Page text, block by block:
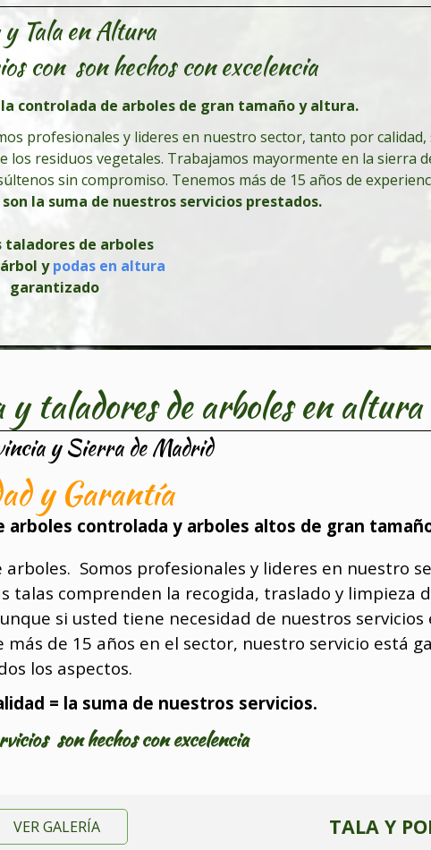
y Tala en Altura
con son hechos con excelencia
controlada de arboles de gran tamaño y altura.
profesionales y lideres en nuestro sector, tanto por calidad,
residuos vegetales. Trabajamos mayormente en la sierra
sin compromiso. Tenemos más de 15 años de
la suma de nuestros servicios prestados.
taladores de arboles
árbol ypodas en altura
garantizado
y taladores de arboles en altura
y Sierra de Madrid
y Garantía
arboles controlada y arboles altos de gran
Somos profesionales y lideres en nuestro
talas comprenden la recogida, traslado y limpieza
si usted tiene necesidad de nuestros
de 15 años en el sector, nuestro servicio está
los aspectos.
= la suma de nuestros servicios.
son hechos con excelencia
VER GALERÍA TALA Y